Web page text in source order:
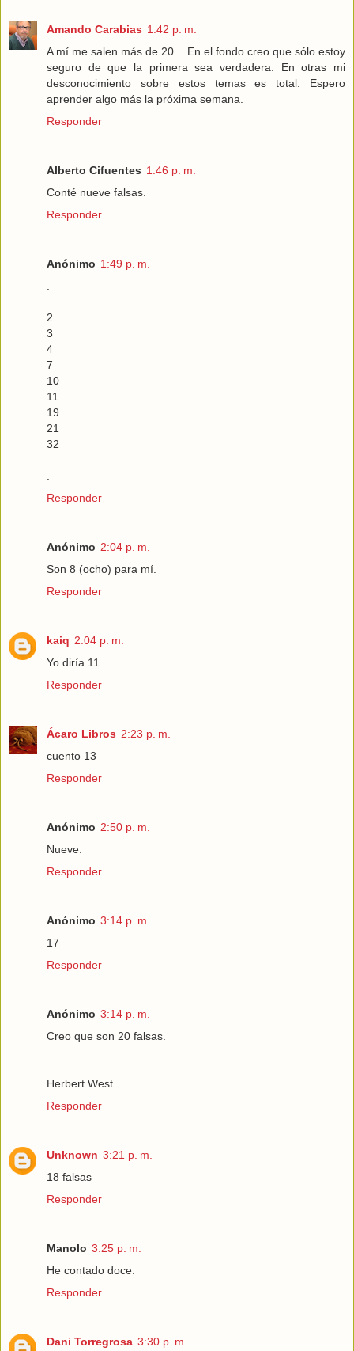
Amando Carabias 1:42 p. m.
A mí me salen más de 20... En el fondo creo que sólo estoy
seguro de que la primera sea verdadera. En otras mi
desconocimiento sobre estos temas es total. Espero
aprender algo más la próxima semana.
Responder
Alberto Cifuentes 1:46 p. m.
Conté nueve falsas.
Responder
Anónimo 1:49 p. m.
2
3
4
7
10
11
19
21
32
Responder
Anónimo 2:04 p. m.
Son 8 (ocho) para mí.
Responder
kaiq 2:04 p. m.
Yo diría 11.
Responder
Ácaro Libros 2:23 p. m.
cuento 13
Responder
Anónimo 2:50 p. m.
Nueve.
Responder
Anónimo 3:14 p. m.
17
Responder
Anónimo 3:14 p. m.
Creo que son 20 falsas.
Herbert West
Responder
Unknown 3:21 p. m.
18 falsas
Responder
Manolo 3:25 p. m.
He contado doce.
Responder
Dani Torregrosa 3:30 p. m.